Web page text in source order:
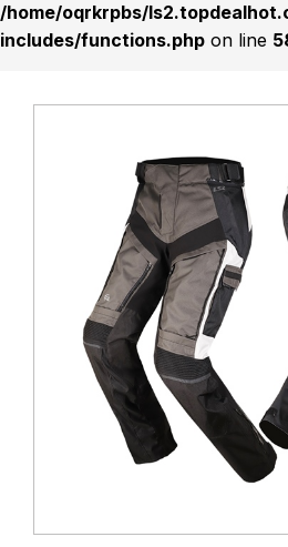
/home/oqrkrpbs/
includes/functions.php on line